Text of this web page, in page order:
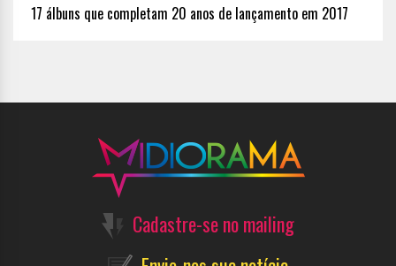
17 álbuns que completam 20 anos de lançamento em 2017
Cadastre-se no mailing